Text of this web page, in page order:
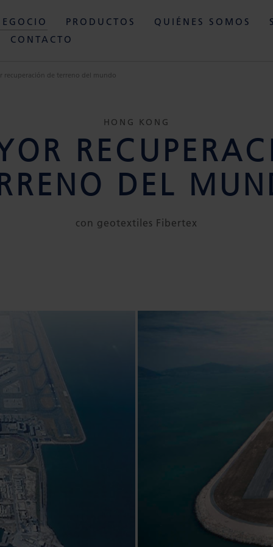
PRODUCTOS QUIÉNES SOMOS
CONTACTO
recuperación de terreno del mundo
HONG KONG
DEL
con geotextiles Fibertex